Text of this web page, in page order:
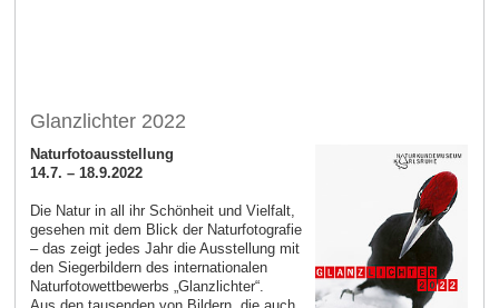
Glanzlichter 2022
Naturfotoausstellung
14.7. – 18.9.2022
Die Natur in all ihr Schönheit und Vielfalt,
gesehen mit dem Blick der Naturfotografie
– das zeigt jedes Jahr die Ausstellung mit
den Siegerbildern des internationalen
Naturfotowettbewerbs „Glanzlichter“.